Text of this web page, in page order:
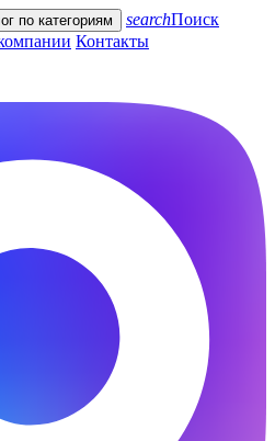
по категориям searchПоиск
Контакты